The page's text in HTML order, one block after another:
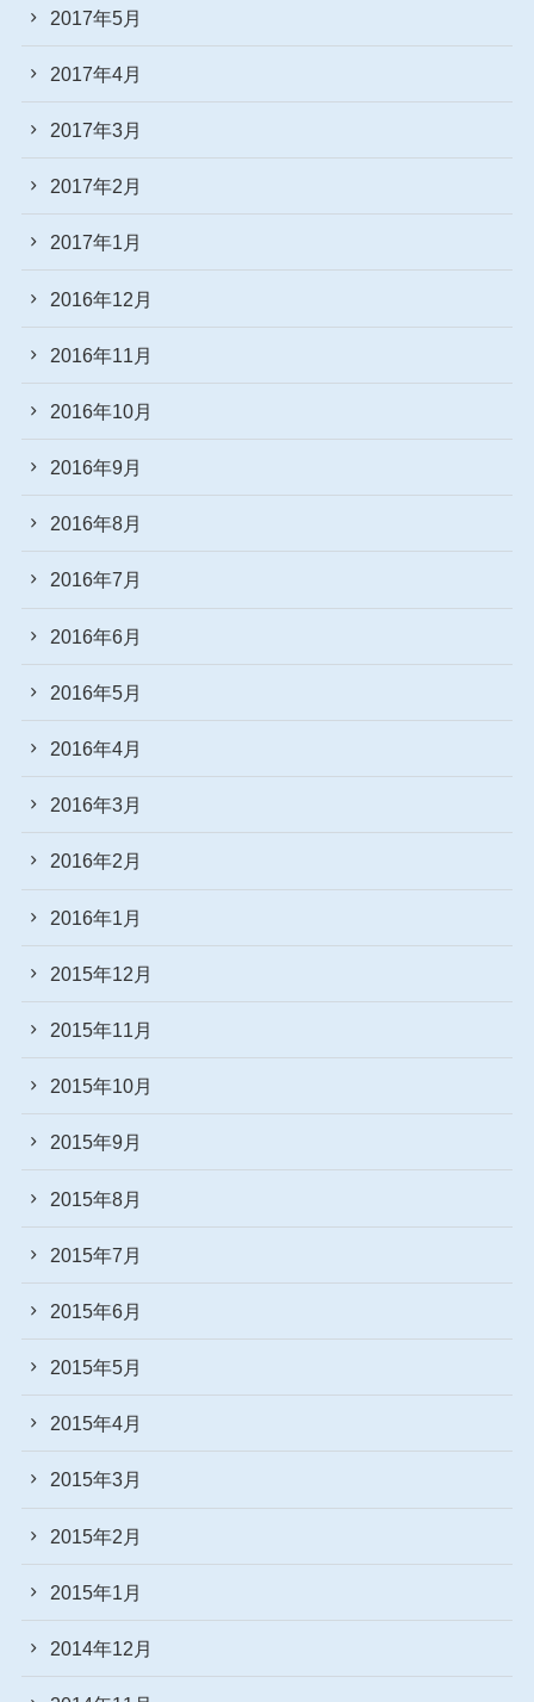
2017年5月
2017年4月
2017年3月
2017年2月
2017年1月
2016年12月
2016年11月
2016年10月
2016年9月
2016年8月
2016年7月
2016年6月
2016年5月
2016年4月
2016年3月
2016年2月
2016年1月
2015年12月
2015年11月
2015年10月
2015年9月
2015年8月
2015年7月
2015年6月
2015年5月
2015年4月
2015年3月
2015年2月
2015年1月
2014年12月